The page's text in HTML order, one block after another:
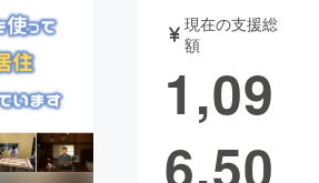
真 音楽
ー・ガジェット ゲーム・サ
現在の支援総
額
1,09
6,50